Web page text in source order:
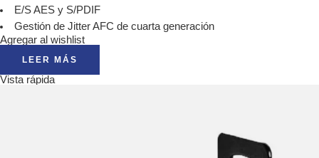
E/S AES y S/PDIF
Gestión de Jitter AFC de cuarta generación
Agregar al wishlist
LEER MÁS
Vista rápida